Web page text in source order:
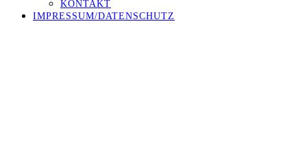
KONTAKT
IMPRESSUM/DATENSCHUTZ